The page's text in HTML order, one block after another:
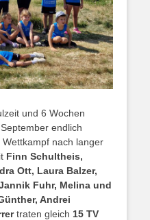
und 6 Wochen
endlich
nach langer
Finn Schultheis,
Ott, Laura Balzer,
Fuhr, Melina und
Andrei
traten gleich 15 TV